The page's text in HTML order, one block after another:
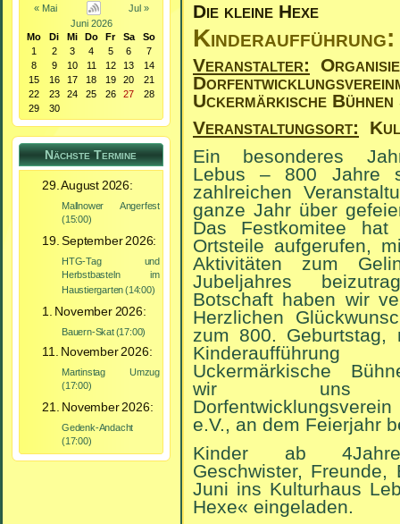
« Mai
Jul »
Juni 2026
Mo
Di Mi Do Fr Sa
So
1
2 3 4 5 6
7
8
9 10 11 12 13
14
15
16 17 18 19 20
21
22
23 24 25 26 27
28
29
30
Nächste Termine
29. August 2026:
Mallnower Angerfest
(15:00)
19. September 2026:
HTG-Tag und
Herbstbasteln im
Haustiergarten (14:00)
1. November 2026:
Bauern-Skat (17:00)
11. November 2026:
Martinstag Umzug
(17:00)
21. November 2026:
Gedenk-Andacht
(17:00)
Die kleine Hexe
Kinderaufführung:
Veranstalter:
Uckermärkische Bühnen
Veranstaltungsort:
Ein besonderes
Lebus – 800 Jahre
zahlreichen
ganze Jahr über
Das Festkomitee
Ortsteile aufgerufen,
Aktivitäten zum
Jubeljahres
Botschaft haben wir
Herzlichen
zum 800. Geburtstag,
Uckermärkische
wir uns
e.V., an dem Feierjahr
Kinder ab
Geschwister,
Juni ins Kulturhaus
Hexe« eingeladen.